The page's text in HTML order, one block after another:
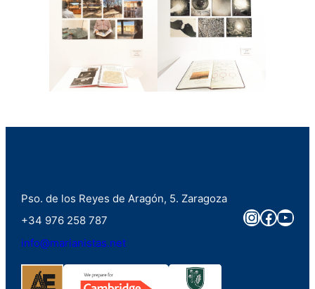
Pso. de los Reyes de Aragón, 5. Zaragoza
+34 976 258 787
info@marianistas.net